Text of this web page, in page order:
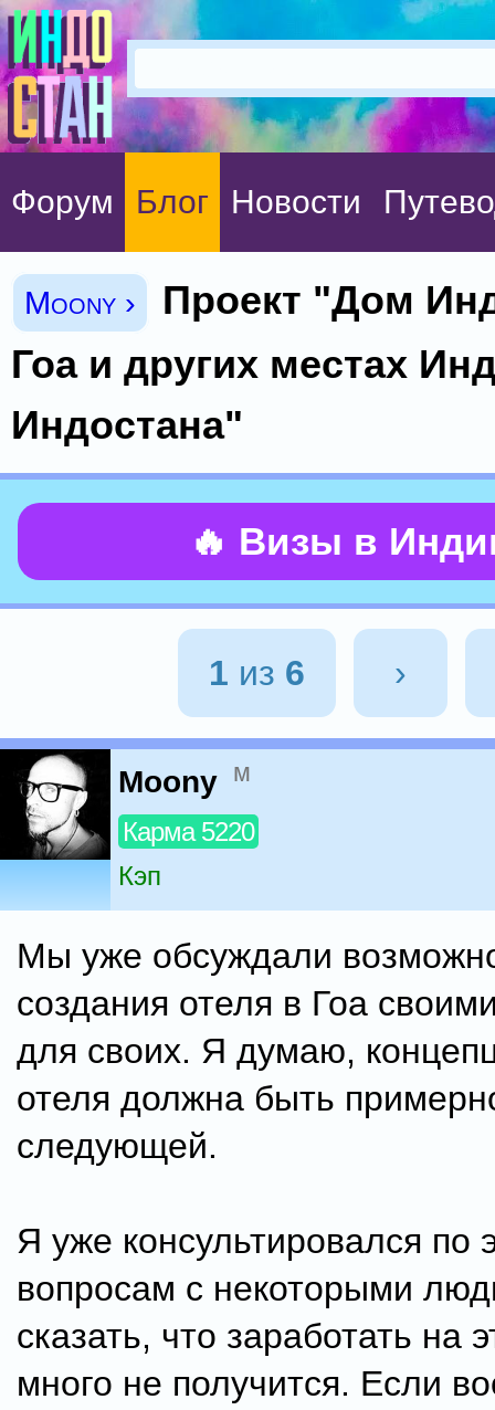
Форум Блог Новости
Moony ›
Проект "Дом
Гоа и других местах
Индостана"
🔥 Визы в
1 из 6 ›
Moony м
Карма 5220
Кэп
Мы уже обсуждали
создания отеля в Гоа
для своих. Я думаю,
отеля должна быть
следующей.
Я уже консультировался по
вопросам с некоторыми
сказать, что заработать на
много не получится. Если